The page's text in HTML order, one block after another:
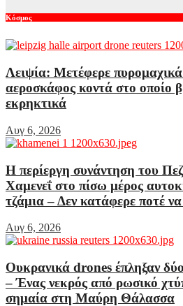
Κόσμος
Λειψία: Μετέφερε
αεροσκάφος κοντά στο οποίο
εκρηκτικά
Αυγ 6, 2026
Η περίεργη συνάντηση του
Χαμενεΐ στο πίσω μέρος
τζάμια – Δεν κατάφερε ποτέ να
Αυγ 6, 2026
Ουκρανικά drones έπληξαν
– Ένας νεκρός από ρωσικό
σημαία στη Μαύρη Θάλασσα